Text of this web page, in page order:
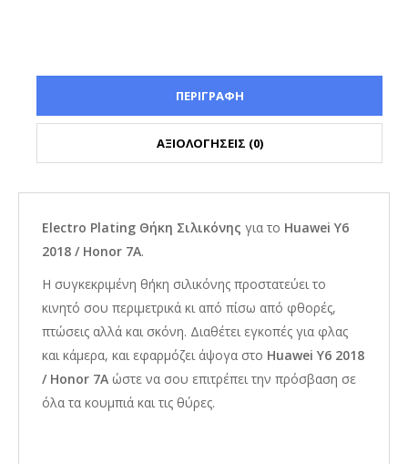
ΠΕΡΙΓΡΑΦΗ
ΑΞΙΟΛΟΓΗΣΕΙΣ (0)
Electro Plating Θήκη Σιλικόνης για το Huawei Y6
2018 / Honor 7A.
Η συγκεκριμένη θήκη σιλικόνης προστατεύει το
κινητό σου περιμετρικά κι από πίσω από φθορές,
πτώσεις αλλά και σκόνη. Διαθέτει εγκοπές για φλας
και κάμερα, και εφαρμόζει άψογα στο Huawei Y6 2018
/ Honor 7A ώστε να σου επιτρέπει την πρόσβαση σε
όλα τα κουμπιά και τις θύρες.